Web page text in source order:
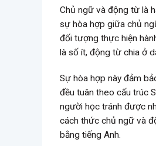
Chủ ngữ và động từ là
sự hòa hợp giữa chủ
đối tượng thực hiện
là số ít, động từ chia ở
Sự hòa hợp này đảm
đều tuân theo cấu trúc
người học tránh được
cách thức chủ ngữ và
bằng tiếng Anh.